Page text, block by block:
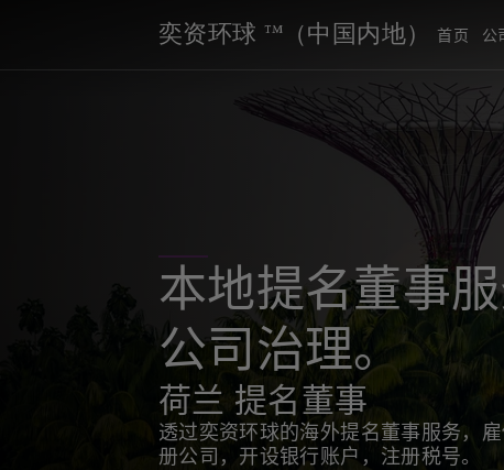
奕资环球 ™（中国内地） 首页 公
本地提名董事
公司治理。
荷兰 提名董事
透过奕资环球的海外提名董事服务，
册公司，开设银行账户，注册税号。